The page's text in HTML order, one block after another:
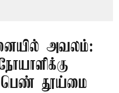
அவலம்:
பெண் தூய்மை